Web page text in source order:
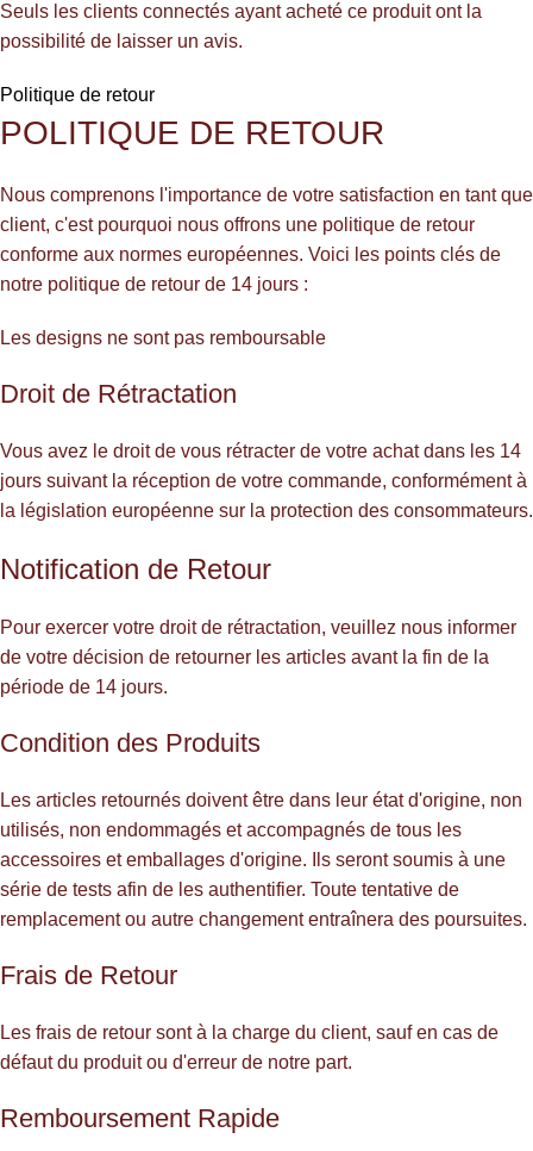
Seuls les clients connectés ayant acheté ce produit ont la
possibilité de laisser un avis.
Politique de retour
POLITIQUE DE RETOUR
Nous comprenons l'importance de votre satisfaction en tant que
client, c'est pourquoi nous offrons une politique de retour
conforme aux normes européennes. Voici les points clés de
notre politique de retour de 14 jours :
Les designs ne sont pas remboursable
Droit de Rétractation
Vous avez le droit de vous rétracter de votre achat dans les 14
jours suivant la réception de votre commande, conformément à
la législation européenne sur la protection des consommateurs.
Notification de Retour
Pour exercer votre droit de rétractation, veuillez nous informer
de votre décision de retourner les articles avant la fin de la
période de 14 jours.
Condition des Produits
Les articles retournés doivent être dans leur état d'origine, non
utilisés, non endommagés et accompagnés de tous les
accessoires et emballages d'origine. Ils seront soumis à une
série de tests afin de les authentifier. Toute tentative de
remplacement ou autre changement entraînera des poursuites.
Frais de Retour
Les frais de retour sont à la charge du client, sauf en cas de
défaut du produit ou d'erreur de notre part.
Remboursement Rapide